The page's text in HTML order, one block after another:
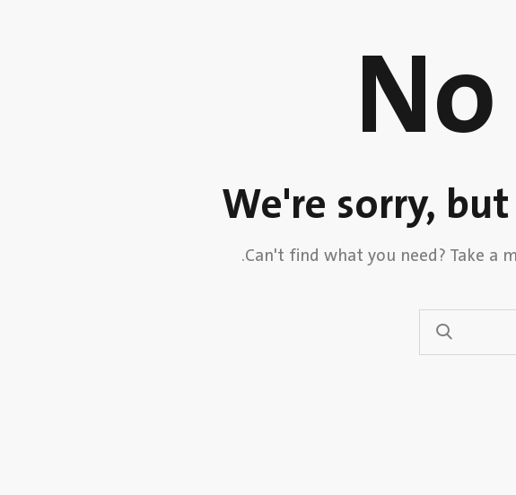
We're sorry,
Can't find what you need? Take a
.